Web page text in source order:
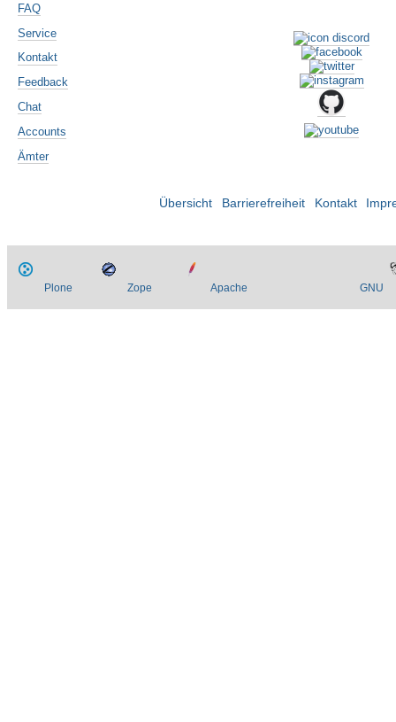
FAQ
Service
Kontakt
Feedback
Chat
Accounts
Ämter
Übersicht Barrierefreiheit Kontakt
Plone Zope Apache GNU